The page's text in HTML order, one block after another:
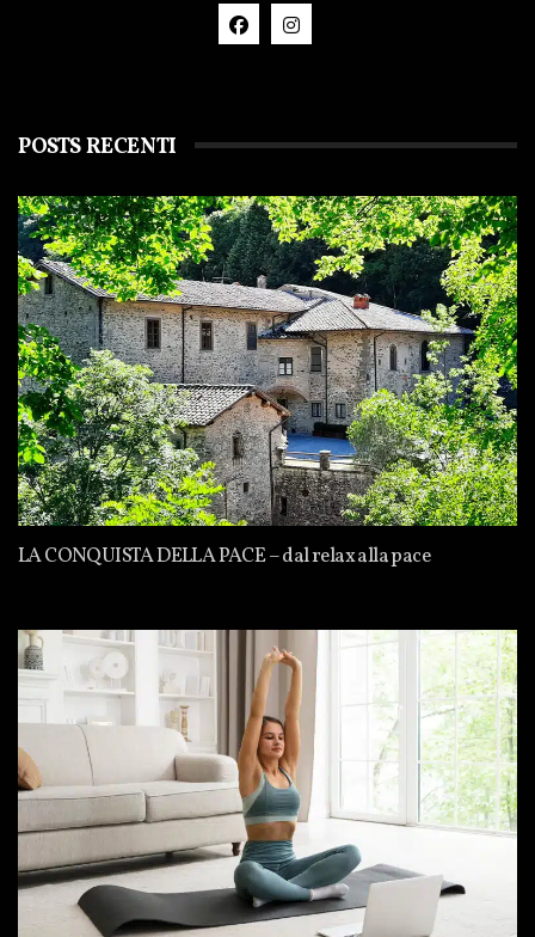
POSTS RECENTI
LA CONQUISTA DELLA PACE – dal relax alla pace